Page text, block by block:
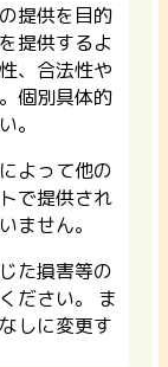
提供を目的
提供するよ
、合法性や
個別具体的
。
よって他の
で提供され
ません。
た損害等の
ださい。 ま
しに変更す